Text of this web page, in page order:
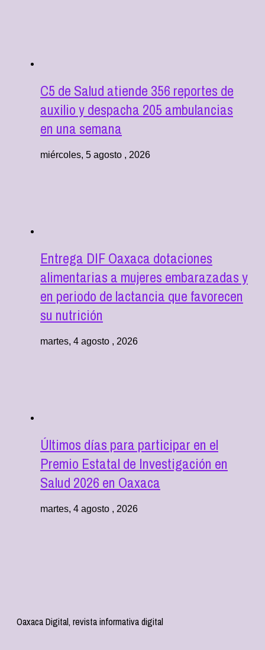
C5 de Salud atiende 356 reportes de
auxilio y despacha 205 ambulancias
en una semana
miércoles, 5 agosto , 2026
Entrega DIF Oaxaca dotaciones
alimentarias a mujeres embarazadas y
en periodo de lactancia que favorecen
su nutrición
martes, 4 agosto , 2026
Últimos días para participar en el
Premio Estatal de Investigación en
Salud 2026 en Oaxaca
martes, 4 agosto , 2026
Oaxaca Digital, revista informativa digital